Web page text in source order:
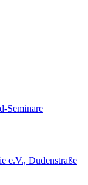
Seminare
e.V., Dudenstraße